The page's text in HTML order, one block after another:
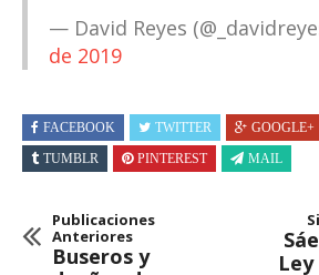
— David Reyes
de 2019
FACEBOOK TWITTER GOOGLE+
TUMBLR
PINTEREST MAIL
Publicaciones
Anteriores
Buseros y